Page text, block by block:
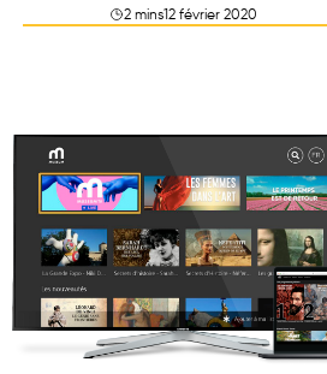
2 mins12 février 2020